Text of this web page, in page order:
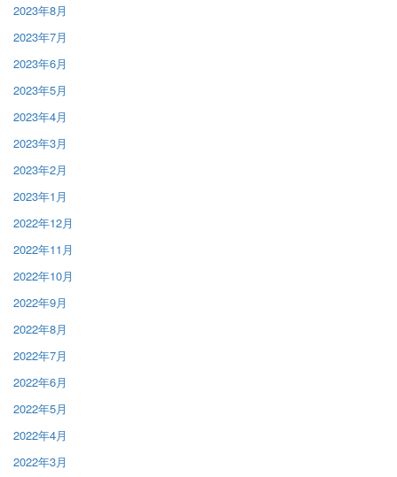
2023年8月
2023年7月
2023年6月
2023年5月
2023年4月
2023年3月
2023年2月
2023年1月
2022年12月
2022年11月
2022年10月
2022年9月
2022年8月
2022年7月
2022年6月
2022年5月
2022年4月
2022年3月